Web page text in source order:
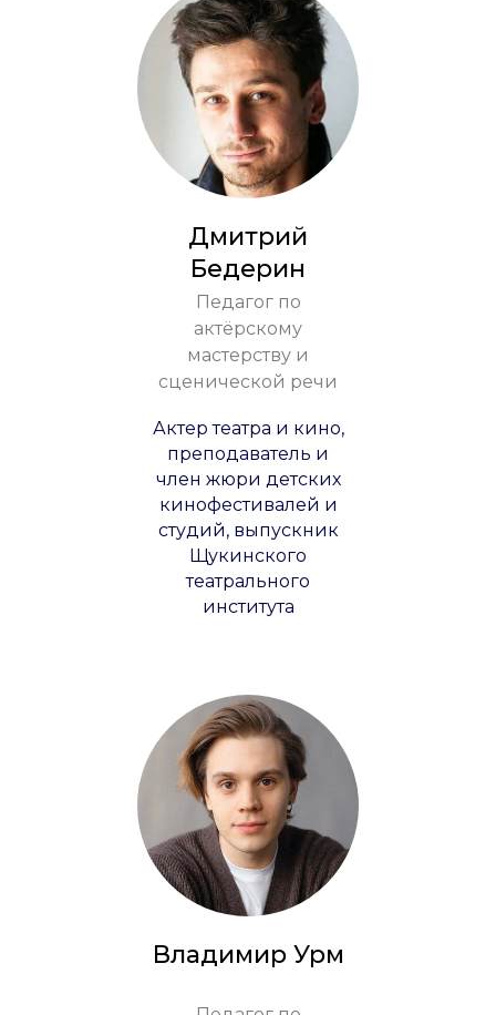
Дмитрий
Бедерин
Педагог по
актёрскому
мастерству и
сценической речи
Актер театра и кино,
преподаватель и
член жюри детских
кинофестивалей и
студий, выпускник
Щукинского
театрального
института
Владимир Урм